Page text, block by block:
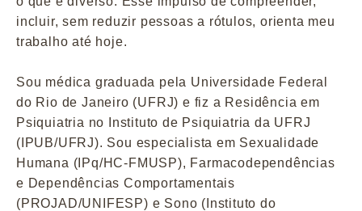
incluir, sem reduzir pessoas a rótulos, orienta meu
trabalho até hoje.
Sou médica graduada pela Universidade Federal
do Rio de Janeiro (UFRJ) e fiz a Residência em
Psiquiatria no Instituto de Psiquiatria da UFRJ
(IPUB/UFRJ). Sou especialista em Sexualidade
Humana (IPq/HC-FMUSP), Farmacodependências
e Dependências Comportamentais
(PROJAD/UNIFESP) e Sono (Instituto do